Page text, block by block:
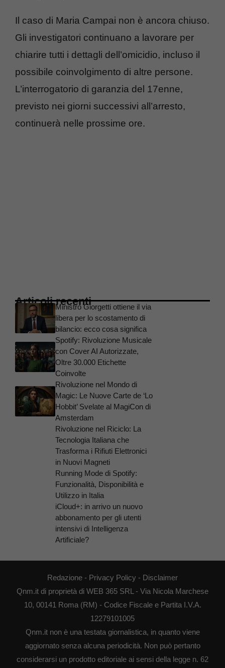
Il caso di Maria Campai non è ancora chiuso.
Gli investigatori continuano a lavorare per
chiarire tutti i dettagli dell’omicidio, incluso il
possibile coinvolgimento di altre persone.
L’interrogatorio di garanzia del 17enne,
previsto nei giorni successivi all’arresto,
continuerà nelle prossime ore.
Articoli recentiMinistro Giorgetti ottiene il via
libera per lo scostamento di
bilancio: ecco cosa significa
Spotify: Rivoluzione Musicale
con Cover AI Autorizzate,
Oltre 30.000 Etichette
Coinvolte
Rivoluzione nel Mondo di
Magic: Le Nuove Carte de ‘Lo
Hobbit’ Svelate al MagiCon di
Amsterdam
Rivoluzione nel Riciclo: La
Tecnologia Italiana che
Trasforma i Rifiuti Elettronici
in Nuovi Magneti
Running Mode di Spotify:
Funzionalità, Disponibilità e
Utilizzo in Italia
iCloud+: in arrivo un nuovo
abbonamento per gli utenti
intensivi di Intelligenza
Artificiale?
Redazione - Privacy Policy - Disclaimer
Qnm.it di proprietà di WEB 365 SRL - Via Nicola Marchese
10, 00141 Roma (RM) - Codice Fiscale e Partita I.V.A.
12279101005
Qnm.it non è una testata giornalistica, in quanto viene
aggiornato senza alcuna periodicità. Non può pertanto
considerarsi un prodotto editoriale ai sensi della legge n. 62